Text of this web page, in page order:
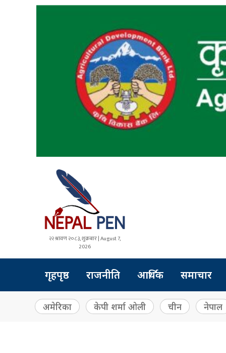
२२ श्रावण २०८३, शुक्रबार | August 7,
2026
गृहपृष्ठ राजनीति आर्थिक समाचार
अमेरिका केपी शर्मा ओली चीन नेपाल